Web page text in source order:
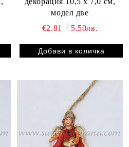
модел две
€2.81
5.50лв.